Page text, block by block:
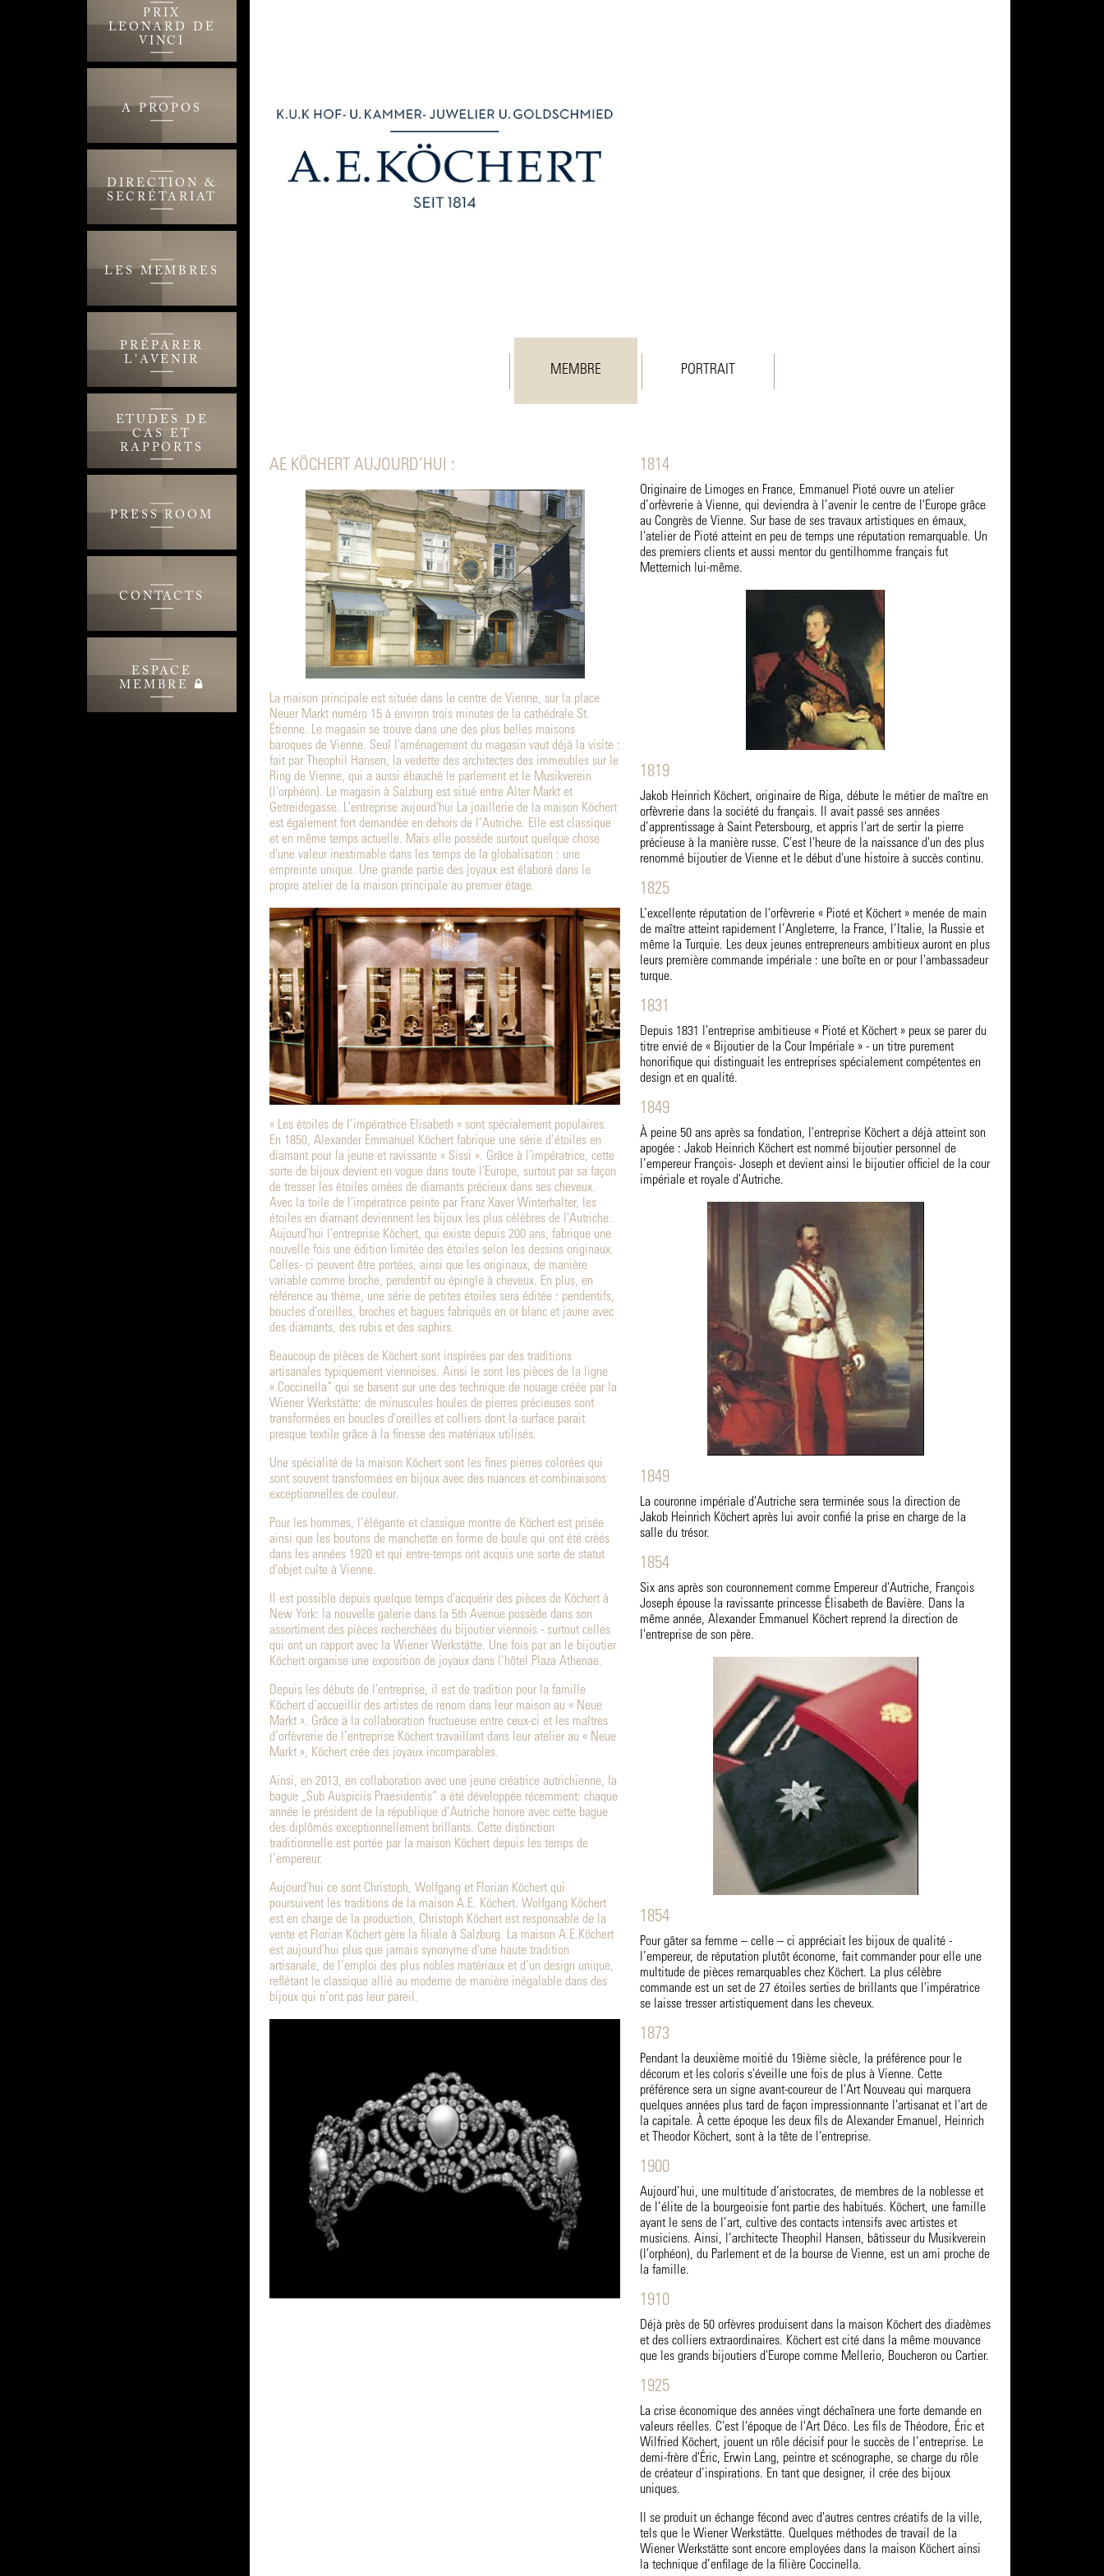
PRIX
LEONARD DE
VINCI
A PROPOS
DIRECTION &
SECRÉTARIAT
LES MEMBRES
PRÉPARER
L'AVENIR
ETUDES DE
CAS ET
RAPPORTS
PRESS ROOM
CONTACTS
ESPACE
MEMBRE
MEMBRE PORTRAIT
AE KÖCHERT AUJOURD’HUI :
La maison principale est située dans le centre de Vienne, sur la place
Neuer Markt numéro 15 à environ trois minutes de la cathédrale St.
Étienne. Le magasin se trouve dans une des plus belles maisons
baroques de Vienne. Seul l'aménagement du magasin vaut déjà la visite :
fait par Theophil Hansen, la vedette des architectes des immeubles sur le
Ring de Vienne, qui a aussi ébauché le parlement et le Musikverein
(l'orphéon). Le magasin à Salzburg est situé entre Alter Markt et
Getreidegasse. L'entreprise aujourd'hui La joaillerie de la maison Köchert
est également fort demandée en dehors de l’Autriche. Elle est classique
et en même temps actuelle. Mais elle possède surtout quelque chose
d'une valeur inestimable dans les temps de la globalisation : une
empreinte unique. Une grande partie des joyaux est élaboré dans le
propre atelier de la maison principale au premier étage.
« Les étoiles de l’impératrice Elisabeth » sont spécialement populaires.
En 1850, Alexander Emmanuel Köchert fabrique une série d’étoiles en
diamant pour la jeune et ravissante « Sissi ». Grâce à l'impératrice, cette
sorte de bijoux devient en vogue dans toute l'Europe, surtout par sa façon
de tresser les étoiles ornées de diamants précieux dans ses cheveux.
Avec la toile de l'impératrice peinte par Franz Xaver Winterhalter, les
étoiles en diamant deviennent les bijoux les plus célèbres de l'Autriche.
Aujourd'hui l'entreprise Köchert, qui existe depuis 200 ans, fabrique une
nouvelle fois une édition limitée des étoiles selon les dessins originaux.
Celles- ci peuvent être portées, ainsi que les originaux, de manière
variable comme broche, pendentif ou épingle à cheveux. En plus, en
référence au thème, une série de petites étoiles sera éditée : pendentifs,
boucles d'oreilles, broches et bagues fabriqués en or blanc et jaune avec
des diamants, des rubis et des saphirs.
Beaucoup de pièces de Köchert sont inspirées par des traditions
artisanales typiquement viennoises. Ainsi le sont les pièces de la ligne
« Coccinella“ qui se basent sur une des technique de nouage créée par la
Wiener Werkstätte: de minuscules boules de pierres précieuses sont
transformées en boucles d'oreilles et colliers dont la surface parait
presque textile grâce à la finesse des matériaux utilisés.
Une spécialité de la maison Köchert sont les fines pierres colorées qui
sont souvent transformées en bijoux avec des nuances et combinaisons
exceptionnelles de couleur.
Pour les hommes, l’élégante et classique montre de Köchert est prisée
ainsi que les boutons de manchette en forme de boule qui ont été créés
dans les années 1920 et qui entre-temps ont acquis une sorte de statut
d'objet culte à Vienne.
Il est possible depuis quelque temps d'acquérir des pièces de Köchert à
New York: la nouvelle galerie dans la 5th Avenue possède dans son
assortiment des pièces recherchées du bijoutier viennois - surtout celles
qui ont un rapport avec la Wiener Werkstätte. Une fois par an le bijoutier
Köchert organise une exposition de joyaux dans l’hôtel Plaza Athenae.
Depuis les débuts de l'entreprise, il est de tradition pour la famille
Köchert d’accueillir des artistes de renom dans leur maison au « Neue
Markt ». Grâce à la collaboration fructueuse entre ceux-ci et les maîtres
d’orfèvrerie de l’entreprise Köchert travaillant dans leur atelier au « Neue
Markt », Köchert crée des joyaux incomparables.
Ainsi, en 2013, en collaboration avec une jeune créatrice autrichienne, la
bague „Sub Auspiciis Praesidentis“ a été développée récemment: chaque
année le président de la république d’Autriche honore avec cette bague
des diplômés exceptionnellement brillants. Cette distinction
traditionnelle est portée par la maison Köchert depuis les temps de
l’empereur.
Aujourd'hui ce sont Christoph, Wolfgang et Florian Köchert qui
poursuivent les traditions de la maison A.E. Köchert. Wolfgang Köchert
est en charge de la production, Christoph Köchert est responsable de la
vente et Florian Köchert gère la filiale à Salzburg. La maison A.E.Köchert
est aujourd'hui plus que jamais synonyme d'une haute tradition
artisanale, de l’emploi des plus nobles matériaux et d’un design unique,
reflétant le classique allié au moderne de manière inégalable dans des
bijoux qui n’ont pas leur pareil.
1814
Originaire de Limoges en France, Emmanuel Pioté ouvre un atelier
d’orfèvrerie à Vienne, qui deviendra à l’avenir le centre de l'Europe grâce
au Congrès de Vienne. Sur base de ses travaux artistiques en émaux,
l'atelier de Pioté atteint en peu de temps une réputation remarquable. Un
des premiers clients et aussi mentor du gentilhomme français fut
Metternich lui-même.
1819
Jakob Heinrich Köchert, originaire de Riga, débute le métier de maître en
orfèvrerie dans la société du français. Il avait passé ses années
d’apprentissage à Saint Petersbourg, et appris l'art de sertir la pierre
précieuse à la manière russe. C'est l'heure de la naissance d'un des plus
renommé bijoutier de Vienne et le début d'une histoire à succès continu.
1825
L’excellente réputation de l'orfèvrerie « Pioté et Köchert » menée de main
de maître atteint rapidement l’Angleterre, la France, l’Italie, la Russie et
même la Turquie. Les deux jeunes entrepreneurs ambitieux auront en plus
leurs première commande impériale : une boîte en or pour l'ambassadeur
turque.
1831
Depuis 1831 l'entreprise ambitieuse « Pioté et Köchert » peux se parer du
titre envié de « Bijoutier de la Cour Impériale » - un titre purement
honorifique qui distinguait les entreprises spécialement compétentes en
design et en qualité.
1849
À peine 50 ans après sa fondation, l'entreprise Köchert a déjà atteint son
apogée : Jakob Heinrich Köchert est nommé bijoutier personnel de
l’empereur François- Joseph et devient ainsi le bijoutier officiel de la cour
impériale et royale d'Autriche.
1849
La couronne impériale d'Autriche sera terminée sous la direction de
Jakob Heinrich Köchert après lui avoir confié la prise en charge de la
salle du trésor.
1854
Six ans après son couronnement comme Empereur d'Autriche, François
Joseph épouse la ravissante princesse Élisabeth de Bavière. Dans la
même année, Alexander Emmanuel Köchert reprend la direction de
l'entreprise de son père.
1854
Pour gâter sa femme – celle – ci appréciait les bijoux de qualité -
l’empereur, de réputation plutôt économe, fait commander pour elle une
multitude de pièces remarquables chez Köchert. La plus célèbre
commande est un set de 27 étoiles serties de brillants que l'impératrice
se laisse tresser artistiquement dans les cheveux.
1873
Pendant la deuxième moitié du 19ième siècle, la préférence pour le
décorum et les coloris s'éveille une fois de plus à Vienne. Cette
préférence sera un signe avant-coureur de l'Art Nouveau qui marquera
quelques années plus tard de façon impressionnante l'artisanat et l'art de
la capitale. À cette époque les deux fils de Alexander Emanuel, Heinrich
et Theodor Köchert, sont à la tête de l'entreprise.
1900
Aujourd’hui, une multitude d’aristocrates, de membres de la noblesse et
de l’élite de la bourgeoisie font partie des habitués. Köchert, une famille
ayant le sens de l’art, cultive des contacts intensifs avec artistes et
musiciens. Ainsi, l’architecte Theophil Hansen, bâtisseur du Musikverein
(l'orphéon), du Parlement et de la bourse de Vienne, est un ami proche de
la famille.
1910
Déjà près de 50 orfèvres produisent dans la maison Köchert des diadèmes
et des colliers extraordinaires. Köchert est cité dans la même mouvance
que les grands bijoutiers d'Europe comme Mellerio, Boucheron ou Cartier.
1925
La crise économique des années vingt déchaînera une forte demande en
valeurs réelles. C'est l'époque de l'Art Déco. Les fils de Théodore, Éric et
Wilfried Köchert, jouent un rôle décisif pour le succès de l’entreprise. Le
demi-frère d'Éric, Erwin Lang, peintre et scénographe, se charge du rôle
de créateur d’inspirations. En tant que designer, il crée des bijoux
uniques.
Il se produit un échange fécond avec d'autres centres créatifs de la ville,
tels que le Wiener Werkstätte. Quelques méthodes de travail de la
Wiener Werkstätte sont encore employées dans la maison Köchert ainsi
la technique d’enfilage de la filière Coccinella.